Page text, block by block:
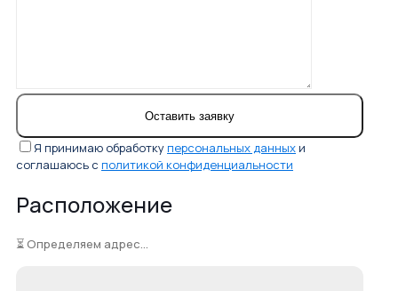
Я принимаю обработкуперсональных данных и
соглашаюсь с политикой конфиденциальности
Расположение
⏳ Определяем адрес...